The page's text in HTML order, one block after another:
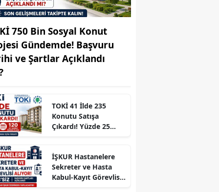
Erzincan
Eskişehir
Gaziantep
Gümüşhane
Hakkari
Isparta
750 Bin Sosyal Konut
Gündemde! Başvuru
ve Şartlar Açıklandı
TOKİ 41 İlde 235
Konutu Satışa
Çıkardı! Yüzde 25
İŞKUR Hastanelere
Sekreter ve Hasta
Kabul-Kayıt Görevlisi